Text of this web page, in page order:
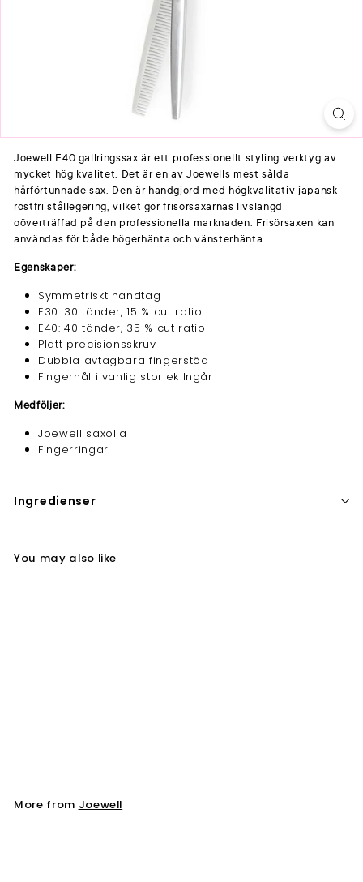
Joewell E40 gallringssax är ett professionellt styling verktyg av
mycket hög kvalitet. Det är en av Joewells mest sålda
hårförtunnade sax. Den är handgjord med högkvalitativ japansk
rostfri stållegering, vilket gör frisörsaxarnas livslängd
oöverträffad på den professionella marknaden. Frisörsaxen kan
användas för både högerhänta och vänsterhänta.
Egenskaper:
Symmetriskt handtag
E30: 30 tänder, 15 % cut ratio
E40: 40 tänder, 35 % cut ratio
Platt precisionsskruv
Dubbla avtagbara fingerstöd
Fingerhål i vanlig storlek Ingår
Medföljer:
Joewell saxolja
Fingerringar
Ingredienser
You may also like
More from Joewell